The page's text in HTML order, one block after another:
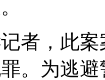
者，此
。为逃